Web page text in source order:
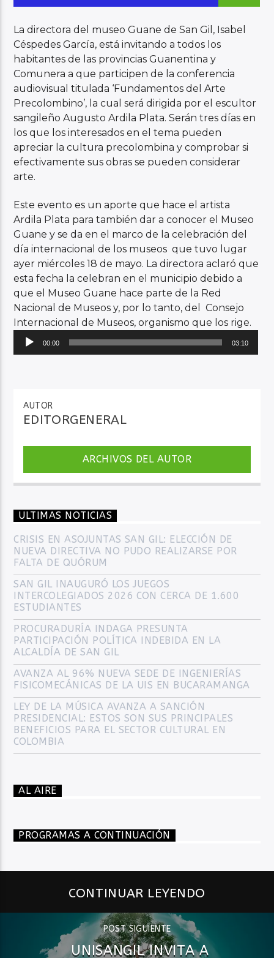
La directora del museo Guane de San Gil, Isabel
Céspedes García, está invitando a todos los
habitantes de las provincias Guanentina y
Comunera a que participen de la conferencia
audiovisual titulada ‘Fundamentos del Arte
Precolombino’, la cual será dirigida por el escultor
sangileño Augusto Ardila Plata. Serán tres días en
los que los interesados en el tema pueden
apreciar la cultura precolombina y comprobar si
efectivamente sus obras se pueden considerar
arte.
Este evento es un aporte que hace el artista
Ardila Plata para también dar a conocer el Museo
Guane y se da en el marco de la celebración del
día internacional de los museos que tuvo lugar
ayer miércoles 18 de mayo. La directora aclaró que
esta fecha la celebran en el municipio debido a
que el Museo Guane hace parte de la Red
Nacional de Museos y, por lo tanto, del Consejo
Internacional de Museos, organismo que los rige.
Reproductor
00:00 03:10
AUTOR
EDITORGENERAL
ARCHIVOS DEL AUTOR
ULTIMAS NOTICIAS
CRISIS EN ASOJUNTAS SAN GIL: ELECCIÓN DE
NUEVA DIRECTIVA NO PUDO REALIZARSE POR
FALTA DE QUÓRUM
SAN GIL INAUGURÓ LOS JUEGOS
INTERCOLEGIADOS 2026 CON CERCA DE 1.600
ESTUDIANTES
PROCURADURÍA INDAGA PRESUNTA
PARTICIPACIÓN POLÍTICA INDEBIDA EN LA
ALCALDÍA DE SAN GIL
AVANZA AL 96% NUEVA SEDE DE INGENIERÍAS
FISICOMECÁNICAS DE LA UIS EN BUCARAMANGA
LEY DE LA MÚSICA AVANZA A SANCIÓN
PRESIDENCIAL: ESTOS SON SUS PRINCIPALES
BENEFICIOS PARA EL SECTOR CULTURAL EN
COLOMBIA
AL AIRE
PROGRAMAS A CONTINUACIÓN
CONTINUAR LEYENDO
POST SIGUIENTE
UNISANGIL INVITA A